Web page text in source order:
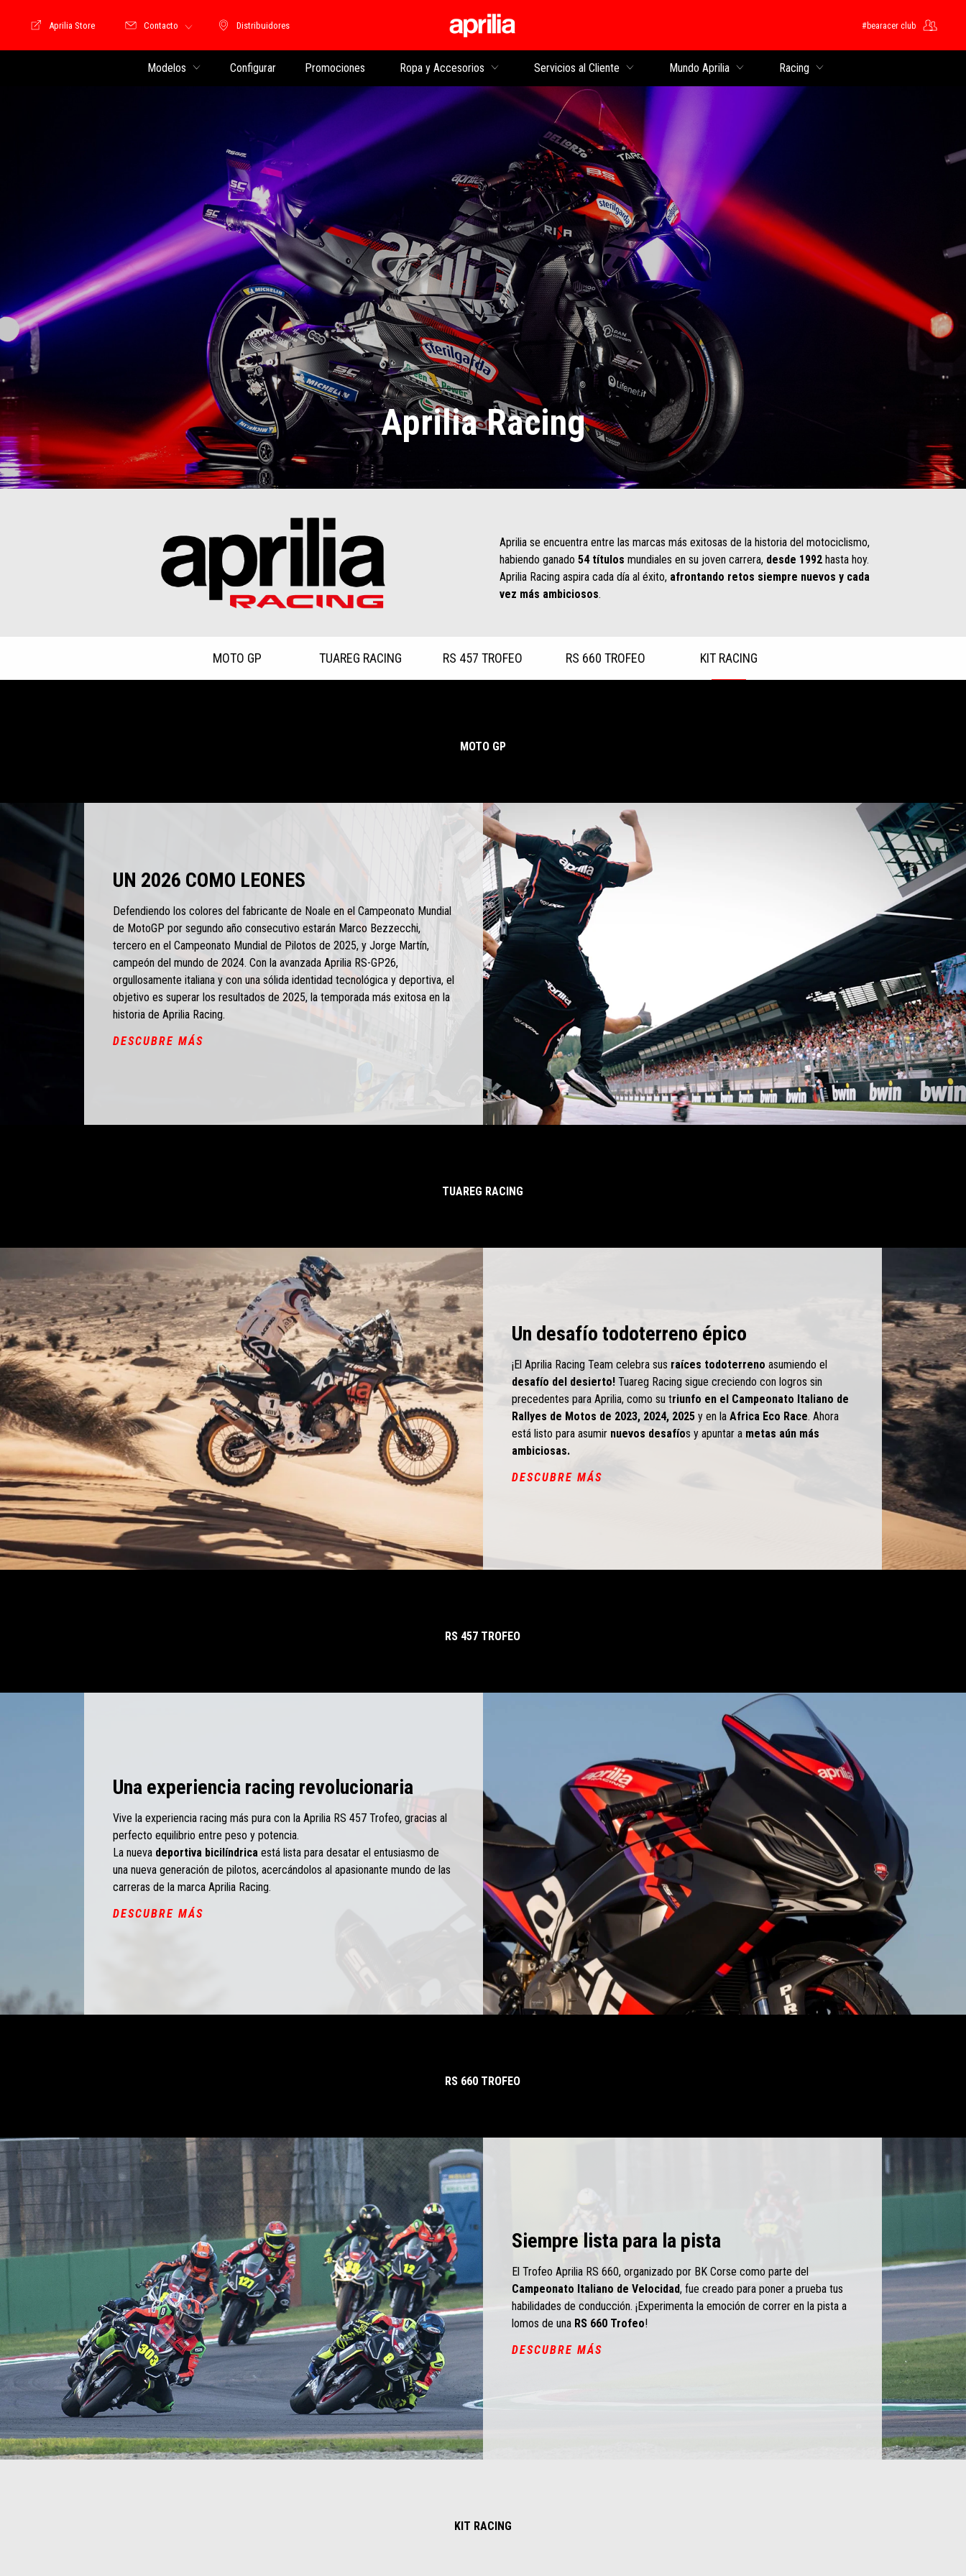
Distribuidores
Distribuidores
Store Motoguzzi
Aprilia Store Contacto #bearacer club
Modelos Configurar Promociones Ropa y Accesorios Servicios al Cliente Mundo Aprilia Racing
Aprilia Racing
Aprilia se encuentra entre las marcas más exitosas de la historia del motociclismo,
habiendo ganado 54 títulos mundiales en su joven carrera, desde 1992 hasta hoy.
Aprilia Racing aspira cada día al éxito, afrontando retos siempre nuevos y cada
vez más ambiciosos.
MOTO GP TUAREG RACING RS 457 TROFEO RS 660 TROFEO KIT RACING
Item
MOTO GP
UN 2026 COMO LEONES
Defendiendo los colores del fabricante de Noale en el Campeonato Mundial
de MotoGP por segundo año consecutivo estarán Marco Bezzecchi,
tercero en el Campeonato Mundial de Pilotos de 2025, y Jorge Martín,
campeón del mundo de 2024. Con la avanzada Aprilia RS-GP26,
orgullosamente italiana y con una sólida identidad tecnológica y deportiva, el
objetivo es superar los resultados de 2025, la temporada más exitosa en la
historia de Aprilia Racing.
DESCUBRE MÁS
TUAREG RACING
Un desafío todoterreno épico
¡El Aprilia Racing Team celebra sus raíces todoterreno asumiendo el
desafío del desierto! Tuareg Racing sigue creciendo con logros sin
precedentes para Aprilia, como su triunfo en el Campeonato Italiano de
Rallyes de Motos de 2023, 2024, 2025 y en la Africa Eco Race. Ahora
está listo para asumir nuevos desafíos y apuntar a metas aún más
ambiciosas.
DESCUBRE MÁS
RS 457 TROFEO
Una experiencia racing revolucionaria
Vive la experiencia racing más pura con la Aprilia RS 457 Trofeo, gracias al
perfecto equilibrio entre peso y potencia.
La nueva deportiva bicilíndrica está lista para desatar el entusiasmo de
una nueva generación de pilotos, acercándolos al apasionante mundo de las
carreras de la marca Aprilia Racing.
DESCUBRE MÁS
RS 660 TROFEO
Siempre lista para la pista
El Trofeo Aprilia RS 660, organizado por BK Corse como parte del
Campeonato Italiano de Velocidad, fue creado para poner a prueba tus
habilidades de conducción. ¡Experimenta la emoción de correr en la pista a
lomos de una RS 660 Trofeo!
DESCUBRE MÁS
KIT RACING